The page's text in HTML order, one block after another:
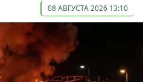
08 АВГУСТА 2026 13:10